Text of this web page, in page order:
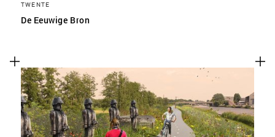
TWENTE
De Eeuwige Bron